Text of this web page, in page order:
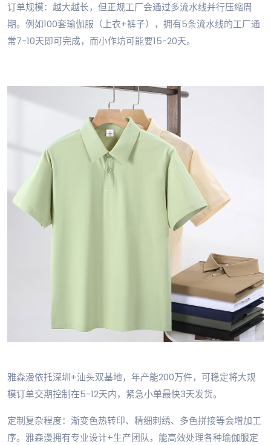
订单规模：越大越长，但正规工厂会通过多流水线并行压缩周
期。例如100套瑜伽服（上衣+裤子），拥有5条流水线的工厂通
常7-10天即可完成，而小作坊可能要15-20天。
雅森漫依托深圳+汕头双基地，年产能200万件，可稳定将大规
模订单交期控制在5-12天内，紧急小单最快3天发货。
定制复杂程度：渐变色热转印、精细刺绣、多色拼接等会增加工
序。雅森漫拥有专业设计+生产团队，能高效处理各种瑜伽服定